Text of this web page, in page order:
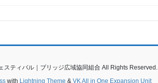
スティバル｜ブリッジ広域協同組合 All Rights Reserved.
with Lightning Theme & VK All in One Expansion Unit